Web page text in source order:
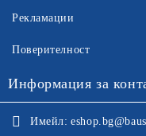
Рекламации
Поверителност
Информация за
Имейл: